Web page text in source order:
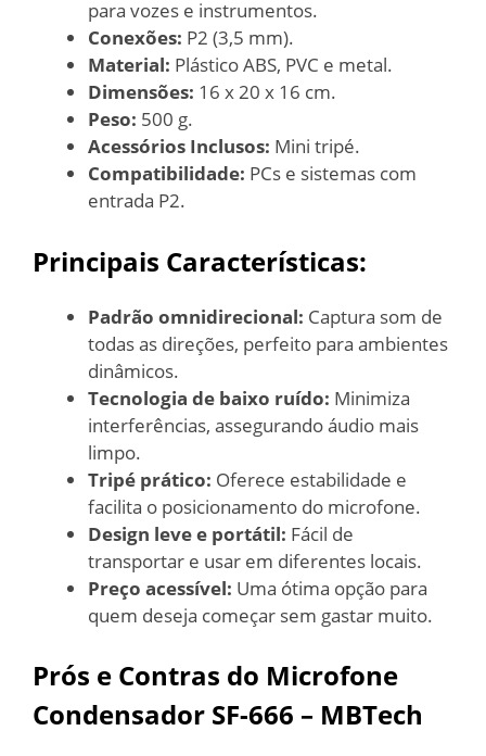
para vozes e instrumentos.
Conexões: P2 (3,5 mm).
Material: Plástico ABS, PVC e metal.
Dimensões: 16 x 20 x 16 cm.
Peso: 500 g.
Acessórios Inclusos: Mini tripé.
Compatibilidade: PCs e sistemas com
entrada P2.
Principais Características:
Padrão omnidirecional: Captura som de
todas as direções, perfeito para ambientes
dinâmicos.
Tecnologia de baixo ruído: Minimiza
interferências, assegurando áudio mais
limpo.
Tripé prático: Oferece estabilidade e
facilita o posicionamento do microfone.
Design leve e portátil: Fácil de
transportar e usar em diferentes locais.
Preço acessível: Uma ótima opção para
quem deseja começar sem gastar muito.
Prós e Contras do Microfone
Condensador SF-666 – MBTech